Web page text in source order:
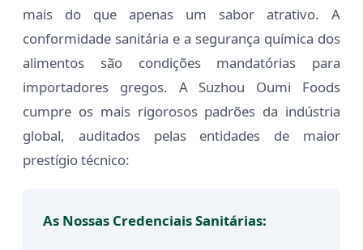
mais do que apenas um sabor atrativo. A
conformidade sanitária e a segurança química dos
alimentos são condições mandatórias para
importadores gregos. A Suzhou Oumi Foods
cumpre os mais rigorosos padrões da indústria
global, auditados pelas entidades de maior
prestígio técnico:
As Nossas Credenciais Sanitárias: